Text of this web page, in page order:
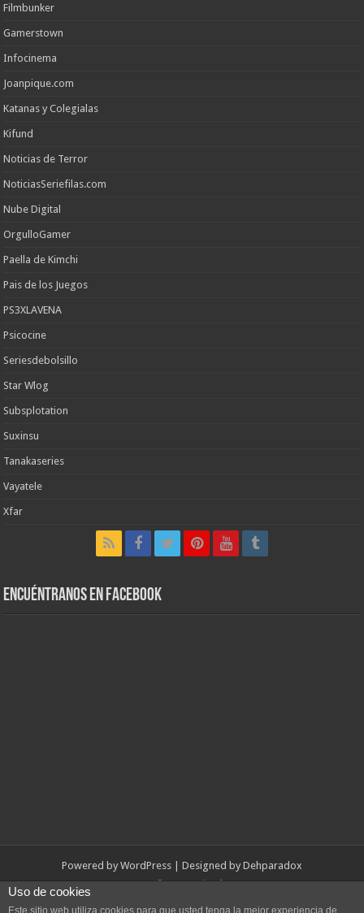
Filmbunker
Gamerstown
Infocinema
Joanpique.com
Katanas y Colegialas
Kifund
Noticias de Terror
NoticiasSeriefilas.com
Nube Digital
OrgulloGamer
Paella de Kimchi
Pais de los Juegos
PS3XLAVENA
Psicocine
Seriesdebolsillo
Star Wlog
Subsplotation
Suxinsu
Tanakaseries
Vayatele
Xfar
Encuéntranos en Facebook
Powered by WordPress | Designed by Dehparadox
© Copyright 2010-2026, Dehparadox.es
Uso de cookies
Este sitio web utiliza cookies para que usted tenga la mejor experiencia de